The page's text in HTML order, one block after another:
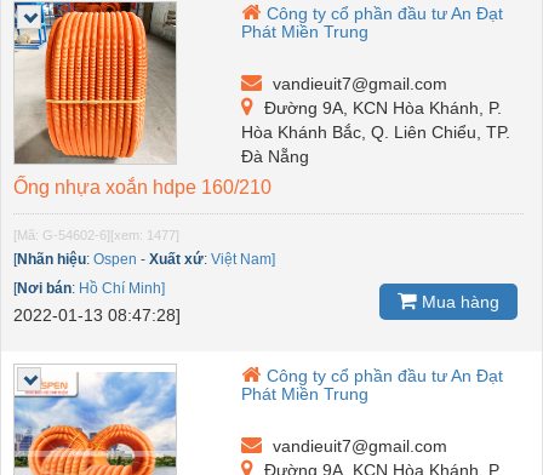
Công ty cổ phần đầu tư An Đạt
Phát Miền Trung
vandieuit7@gmail.com
Đường 9A, KCN Hòa Khánh, P.
Hòa Khánh Bắc, Q. Liên Chiểu, TP.
Đà Nẵng
Ống nhựa xoắn hdpe 160/210
[Mã: G-54602-6][xem: 1477]
[Nhãn hiệu: Ospen - Xuất xứ: Việt Nam]
[Nơi bán: Hồ Chí Minh]
2022-01-13 08:47:28]
Mua hàng
Công ty cổ phần đầu tư An Đạt
Phát Miền Trung
vandieuit7@gmail.com
Đường 9A, KCN Hòa Khánh, P.